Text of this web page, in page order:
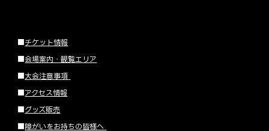
チケット情報
■会場案内・観覧エリア
大会注意事項
■アクセス情報
グッズ販売
障がいをお持ちの皆様へ